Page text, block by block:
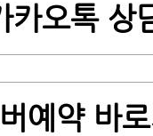
카오톡 상
예약 바